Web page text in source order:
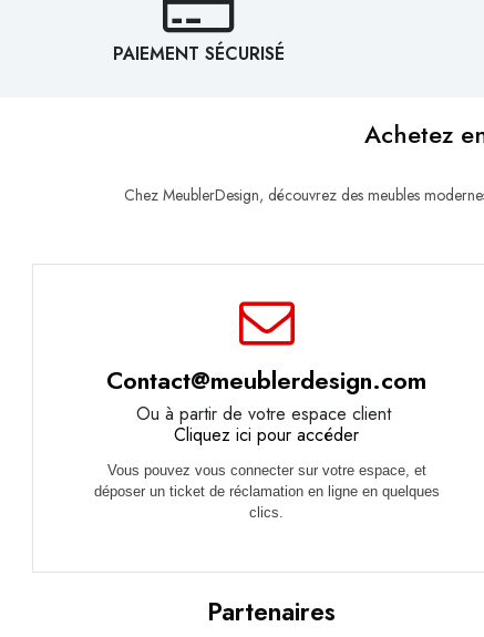
PAIEMENT SÉCURISÉ
Achetez
Chez MeublerDesign, découvrez des meubles
Contact@meublerdesign.com
Ou à partir de votre espace client
Cliquez ici pour accéder
Vous pouvez vous connecter sur votre espace, et
déposer un ticket de réclamation en ligne en quelques
clics.
Partenaires